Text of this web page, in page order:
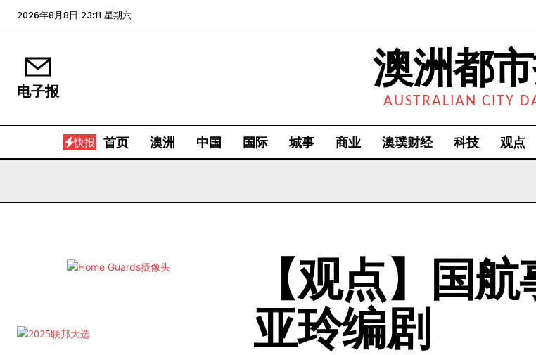
2026年8月8日 23:11 星期六
电子报 澳洲都
AUSTRALIAN CITY
快报 首页 澳洲 中国 国际 城事 商业 澳璞财经 科技 观点
【观点】国
亚玲编剧